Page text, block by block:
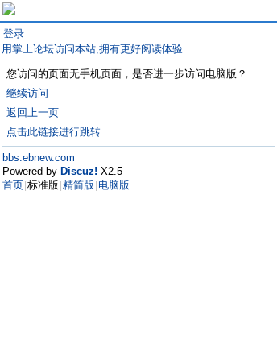
登录
用掌上论坛访问本站,拥有更好阅读体验
您访问的页面无手机页面，是否进一步访问电脑版？
继续访问
返回上一页
点击此链接进行跳转
bbs.ebnew.com
Powered by Discuz! X2.5
首页 标准版 精简版 电脑版